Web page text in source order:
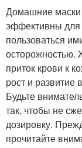
Домашние маски
эффективны для
пользоваться
осторожностью.
приток крови к
рост и развитие
Будьте
так, чтобы не
дозировку.
прочитайте